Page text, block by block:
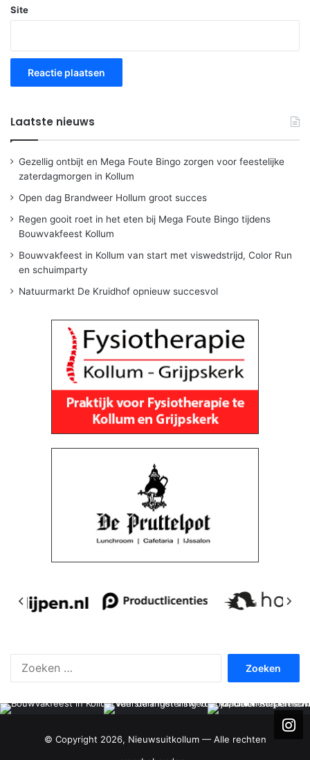
Site
Laatste nieuws
Gezellig ontbijt en Mega Foute Bingo zorgen voor feestelijke
zaterdagmorgen in Kollum
Open dag Brandweer Hollum groot succes
Regen gooit roet in het eten bij Mega Foute Bingo tijdens
Bouwvakfeest Kollum
Bouwvakfeest in Kollum van start met viswedstrijd, Color Run
en schuimparty
Natuurmarkt De Kruidhof opnieuw succesvol
© Copyright 2026, Nieuwsuitkollum — Alle rechten